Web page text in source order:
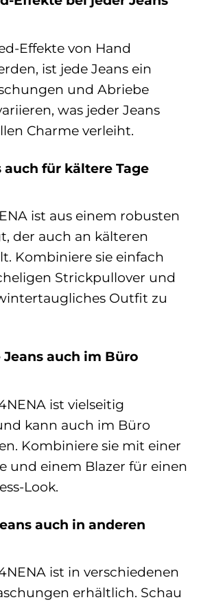
Effekte von Hand
ist jede Jeans ein
und Abriebe
was jeder Jeans
Charme verleiht.
auch für kältere Tage
ist aus einem robusten
der auch an kälteren
Kombiniere sie einfach
Strickpullover und
Outfit zu
Jeans auch im Büro
ist vielseitig
kann auch im Büro
Kombiniere sie mit einer
und einem Blazer für einen
Look.
auch in anderen
ist in verschiedenen
erhältlich. Schau